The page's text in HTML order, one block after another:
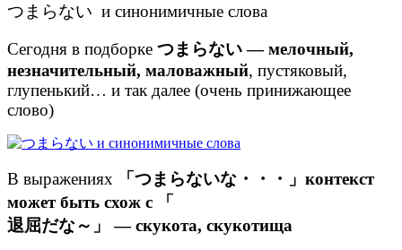
つまらない и синонимичные слова
Сегодня в подборке つまらない — мелочный,
незначительный, маловажный, пустяковый,
глупенький… и так далее (очень принижающее
слово)
В выражениях
「つまらないな・・・」контекст
может быть схож с 「
退屈だな～」 — скукота, скукотища